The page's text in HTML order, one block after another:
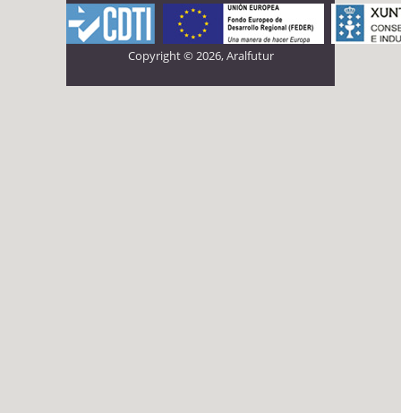
Copyright © 2026, Aralfutur